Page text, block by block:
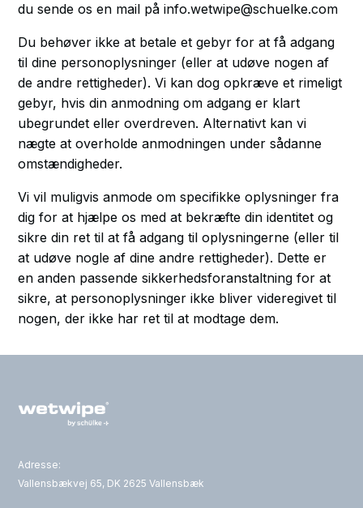
du sende os en mail på info.wetwipe@schuelke.com
Du behøver ikke at betale et gebyr for at få adgang
til dine personoplysninger (eller at udøve nogen af
de andre rettigheder). Vi kan dog opkræve et rimeligt
gebyr, hvis din anmodning om adgang er klart
ubegrundet eller overdreven. Alternativt kan vi
nægte at overholde anmodningen under sådanne
omstændigheder.
Vi vil muligvis anmode om specifikke oplysninger fra
dig for at hjælpe os med at bekræfte din identitet og
sikre din ret til at få adgang til oplysningerne (eller til
at udøve nogle af dine andre rettigheder). Dette er
en anden passende sikkerhedsforanstaltning for at
sikre, at personoplysninger ikke bliver videregivet til
nogen, der ikke har ret til at modtage dem.
Adresse:
Vallensbækvej 65, DK 2625 Vallensbæk